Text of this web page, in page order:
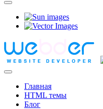
Главная
HTML темы
Блог